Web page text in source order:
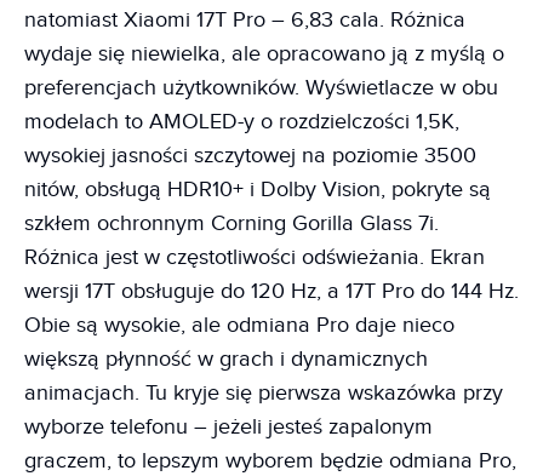
natomiast Xiaomi 17T Pro – 6,83 cala. Różnica
wydaje się niewielka, ale opracowano ją z myślą o
preferencjach użytkowników. Wyświetlacze w obu
modelach to AMOLED-y o rozdzielczości 1,5K,
wysokiej jasności szczytowej na poziomie 3500
nitów, obsługą HDR10+ i Dolby Vision, pokryte są
szkłem ochronnym Corning Gorilla Glass 7i.
Różnica jest w częstotliwości odświeżania. Ekran
wersji 17T obsługuje do 120 Hz, a 17T Pro do 144 Hz.
Obie są wysokie, ale odmiana Pro daje nieco
większą płynność w grach i dynamicznych
animacjach. Tu kryje się pierwsza wskazówka przy
wyborze telefonu – jeżeli jesteś zapalonym
graczem, to lepszym wyborem będzie odmiana Pro,